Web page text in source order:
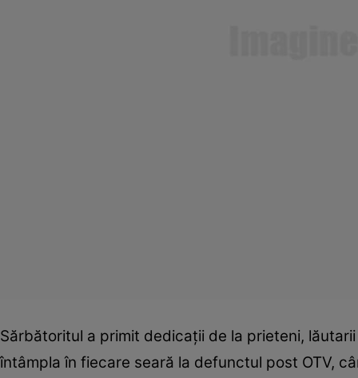
Sărbătoritul a primit dedicaţii de la prieteni,
întâmpla în fiecare seară la defunctul post OTV,